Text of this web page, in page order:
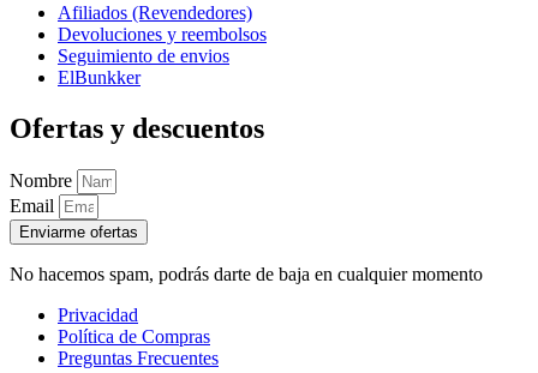
Afiliados (Revendedores)
Devoluciones y reembolsos
Seguimiento de envios
ElBunkker
Ofertas y descuentos
Nombre
Email
Enviarme ofertas
No hacemos spam, podrás darte de baja en cualquier momento
Privacidad
Política de Compras
Preguntas Frecuentes